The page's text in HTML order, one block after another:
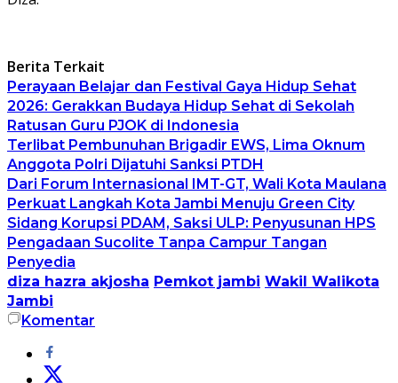
Berita Terkait
Perayaan Belajar dan Festival Gaya Hidup Sehat
2026: Gerakkan Budaya Hidup Sehat di Sekolah
Ratusan Guru PJOK di Indonesia
Terlibat Pembunuhan Brigadir EWS, Lima Oknum
Anggota Polri Dijatuhi Sanksi PTDH
Dari Forum Internasional IMT-GT, Wali Kota Maulana
Perkuat Langkah Kota Jambi Menuju Green City
Sidang Korupsi PDAM, Saksi ULP: Penyusunan HPS
Pengadaan Sucolite Tanpa Campur Tangan
Penyedia
diza hazra akjosha Pemkot jambi Wakil Walikota
Jambi
Komentar